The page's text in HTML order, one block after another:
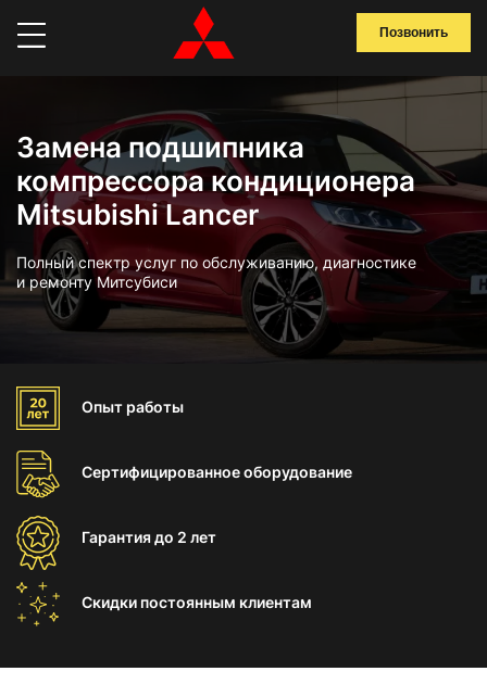
Позвонить
Замена подшипника
компрессора кондиционера
Mitsubishi Lancer
Полный спектр услуг по обслуживанию, диагностике
и ремонту Митсубиси
Опыт работы
Сертифицированноеоборудование
Гарантиядо 2 лет
Скидки постоянным клиентам